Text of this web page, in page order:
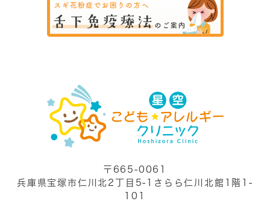
〒665-0061
兵庫県宝塚市仁川北2丁目5-1さらら仁川北館1階1-
101